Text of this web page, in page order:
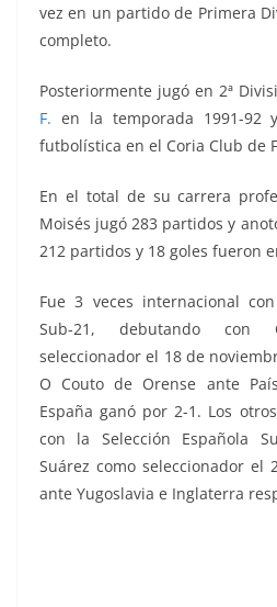
vez en un partido de Primera
completo.
Posteriormente jugó en 2ª
F. en la temporada 1991-92
futbolística en el Coria Club de
En el total de su carrera
Moisés jugó 283 partidos y
212 partidos y 18 goles fueron
Fue 3 veces internacional
Sub-21, debutando con
seleccionador el 18 de
O Couto de Orense ante
España ganó por 2-1. Los
con la Selección Española
Suárez como seleccionador el
ante Yugoslavia e Inglaterra